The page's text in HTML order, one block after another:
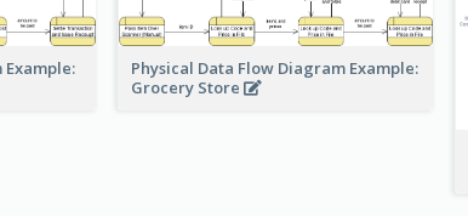
Physical Data Flow Diagram Example:
Grocery Store